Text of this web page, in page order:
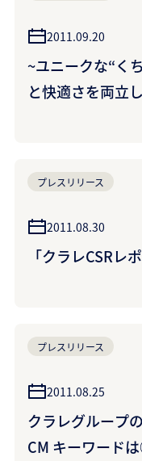
2011.09.20
~ユニークな“く
と快適さを両立
プレスリリース
2011.08.30
「クラレCSRレ
プレスリリース
2011.08.25
クラレグループ
CM キーワード